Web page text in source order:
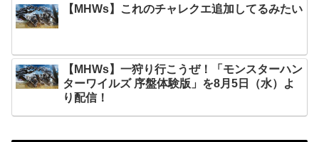
【MHWs】これのチャレクエ追加してるみたい
【MHWs】一狩り行こうぜ！「モンスターハン
ターワイルズ 序盤体験版」を8月5日（水）よ
り配信！